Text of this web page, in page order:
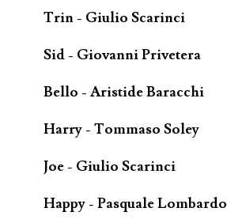
Trin - Giulio Scarinci
Sid - Giovanni Privetera
Bello - Aristide Baracchi
Harry - Tommaso Soley
Joe - Giulio Scarinci
Happy - Pasquale Lombardo